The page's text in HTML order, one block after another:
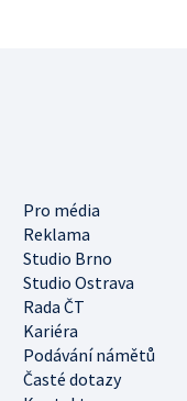
Pro média
Reklama
Studio Brno
Studio Ostrava
Rada ČT
Kariéra
Podávání námětů
Časté dotazy